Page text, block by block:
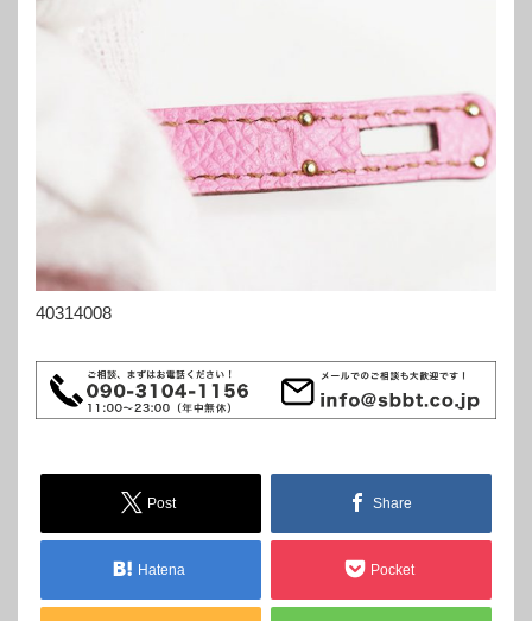
40314008
Post Share
Hatena Pocket